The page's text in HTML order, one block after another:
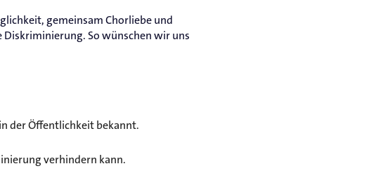
gemeinsam Chorliebe und
Diskriminierung. So wünschen wir uns
der Öffentlichkeit bekannt.
verhindern kann.